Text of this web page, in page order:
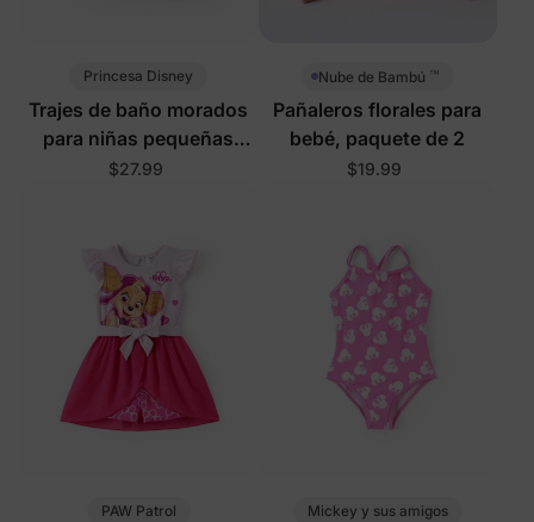
Princesa Disney
Trajes de baño morados
para niñas pequeñas
Disney Rapunzel
$27.99
Nube de Bambú ™
Pañaleros florales para
bebé, paquete de 2
$19.99
PAW Patrol Mickey y sus amigos